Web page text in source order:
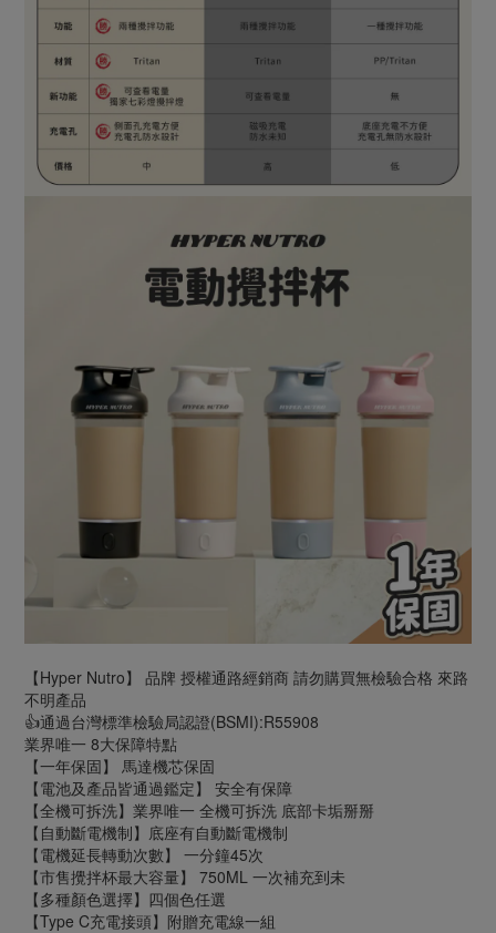
【Hyper Nutro】 品牌 授權通路經銷商 請勿購買無檢驗合格 來路
不明產品
👍通過台灣標準檢驗局認證(BSMI):R55908
業界唯一 8大保障特點
【一年保固】 馬達機芯保固
【電池及產品皆通過鑑定】 安全有保障
【全機可拆洗】業界唯一 全機可拆洗 底部卡垢掰掰
【自動斷電機制】底座有自動斷電機制
【電機延長轉動次數】 一分鐘45次
【市售攪拌杯最大容量】 750ML 一次補充到未
【多種顏色選擇】四個色任選
【Type C充電接頭】附贈充電線一組